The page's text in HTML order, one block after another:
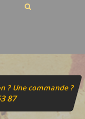
? Une commande ?
87